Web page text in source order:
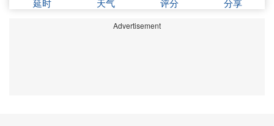
延时 天气 评分 分享
Advertisement